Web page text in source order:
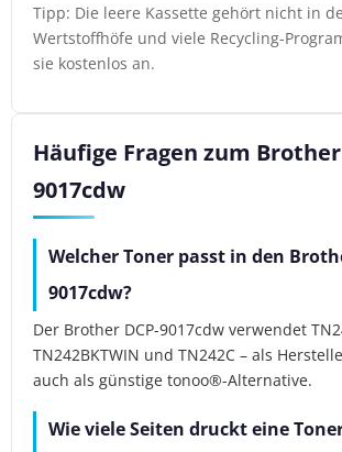
Tipp: Die leere Kassette gehört nicht in
Wertstoffhöfe und viele Recycling-
sie kostenlos an.
Häufige Fragen zum Brother
9017cdw
Welcher Toner passt in den
9017cdw?
Der Brother DCP-9017cdw verwendet
TN242BKTWIN und TN242C – als
auch als günstige tonoo®-Alternative.
Wie viele Seiten druckt eine